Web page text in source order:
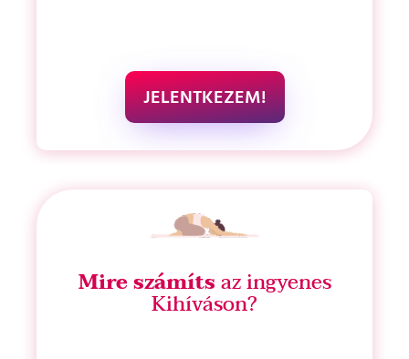
JELENTKEZEM!
Mire számítsaz ingyenes
Kihíváson?